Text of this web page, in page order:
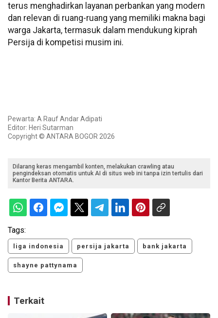
terus menghadirkan layanan perbankan yang modern
dan relevan di ruang-ruang yang memiliki makna bagi
warga Jakarta, termasuk dalam mendukung kiprah
Persija di kompetisi musim ini.
Pewarta: A Rauf Andar Adipati
Editor: Heri Sutarman
Copyright © ANTARA BOGOR 2026
Dilarang keras mengambil konten, melakukan crawling atau
pengindeksan otomatis untuk AI di situs web ini tanpa izin tertulis dari
Kantor Berita ANTARA.
Tags:
liga indonesia persija jakarta bank jakarta
shayne pattynama
Terkait